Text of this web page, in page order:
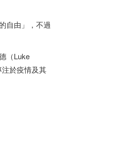
自由」，不過
（Luke
於疫情及其